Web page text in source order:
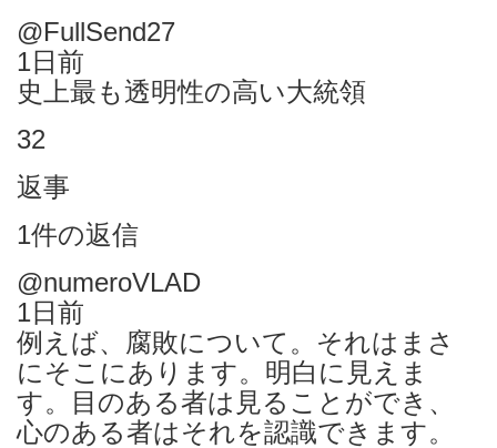
@FullSend27
1日前
史上最も透明性の高い大統領
32
返事
1件の返信
@numeroVLAD
1日前
例えば、腐敗について。それはまさ
にそこにあります。明白に見えま
す。目のある者は見ることができ、
心のある者はそれを認識できます。